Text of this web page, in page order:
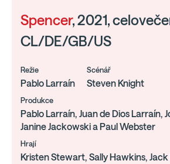
Spencer, 2021,
CL/DE/GB/US
Režie
Pablo Larraín
Scénář
Steven Knight
Produkce
Pablo Larraín, Juan de Dios Larraín,
Janine Jackowski a Paul Webster
Hrají
Kristen Stewart, Sally Hawkins,